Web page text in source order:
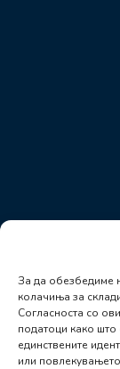
За да обезбедиме
колачиња за
Согласноста со
податоци како
единствените
или